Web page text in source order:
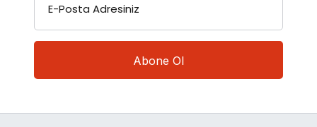
E-Posta Adresiniz